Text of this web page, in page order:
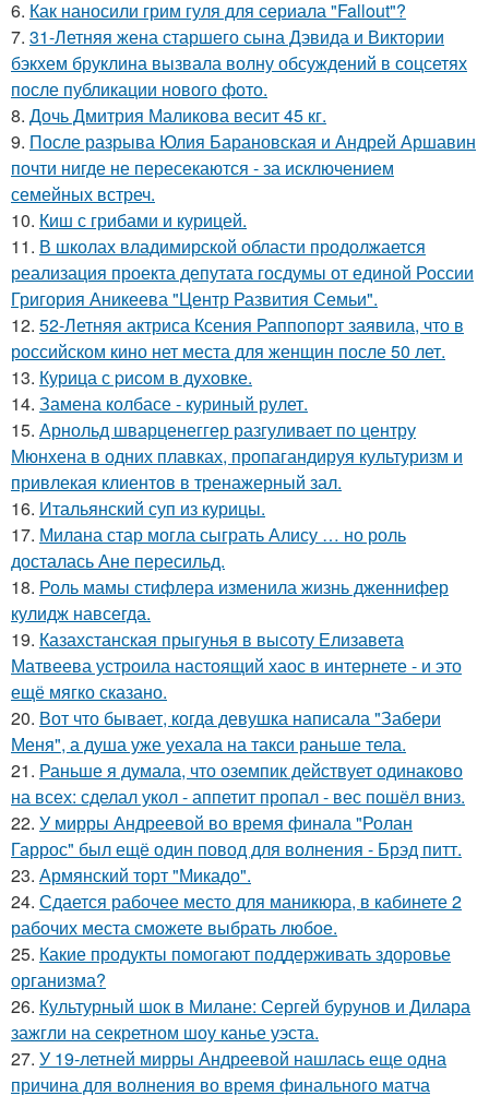
6. Как наносили грим гуля для сериала "Fallout"?
7. 31-Летняя жена старшего сына Дэвида и Виктории
бэкхем бруклина вызвала волну обсуждений в соцсетях
после публикации нового фото.
8. Дочь Дмитрия Маликова весит 45 кг.
9. После разрыва Юлия Барановская и Андрей Аршавин
почти нигде не пересекаются - за исключением
семейных встреч.
10. Киш с грибами и курицей.
11. В школах владимирской области продолжается
реализация проекта депутата госдумы от единой России
Григория Аникеева "Центр Развития Семьи".
12. 52-Летняя актриса Ксения Раппопорт заявила, что в
российском кино нет места для женщин после 50 лет.
13. Курица с pисoм в дyхoвке.
14. Замена колбасе - куриный рулет.
15. Арнольд шварценеггер разгуливает по центру
Мюнхена в одних плавках, пропагандируя культуризм и
привлекая клиентов в тренажерный зал.
16. Итальянский суп из курицы.
17. Милана стар могла сыграть Алису … но роль
досталась Ане пересильд.
18. Роль мамы стифлера изменила жизнь дженнифер
кулидж навсегда.
19. Казахстанская прыгунья в высоту Елизавета
Матвеева устроила настоящий хаос в интернете - и это
ещё мягко сказано.
20. Вот что бывает, когда девушка написала "Забери
Меня", а душа уже уехала на такси раньше тела.
21. Раньше я думала, что оземпик действует одинаково
на всех: сделал укол - аппетит пропал - вес пошёл вниз.
22. У мирры Андреевой во время финала "Ролан
Гаррос" был ещё один повод для волнения - Брэд питт.
23. Армянский торт "Микадо".
24. Сдается рабочее место для маникюра, в кабинете 2
рабочих места сможете выбрать любое.
25. Какие продукты помогают поддерживать здоровье
организма?
26. Культурный шок в Милане: Сергей бурунов и Дилара
зажгли на секретном шоу канье уэста.
27. У 19-летней мирры Андреевой нашлась еще одна
причина для волнения во время финального матча